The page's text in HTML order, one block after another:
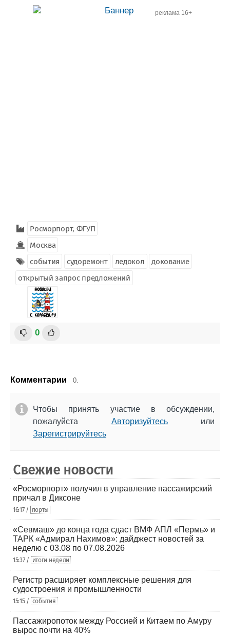
реклама 16+
Росморпорт, ФГУП
Москва
события
судоремонт ледокол
докование
открытый запрос предложений
0
Комментарии 0.
Чтобы принять участие в обсуждении,
пожалуйста Авторизуйтесьили
Зарегистрируйтесь
Свежие новости
«Росморпорт» получил в управление пассажирский
причал в Диксоне
16:17 / порты
«Севмаш» до конца года сдаст ВМФ АПЛ «Пермь» и
ТАРК «Адмирал Нахимов»: дайджест новостей за
неделю с 03.08 по 07.08.2026
15:37 / итоги недели
Регистр расширяет комплексные решения для
судостроения и промышленности
15:15 / события
Пассажиропоток между Россией и Китаем по Амуру
вырос почти на 40%